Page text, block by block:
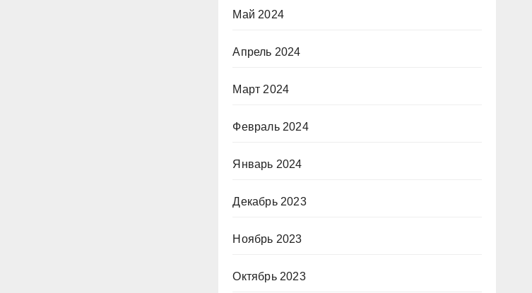
Май 2024
Апрель 2024
Март 2024
Февраль 2024
Январь 2024
Декабрь 2023
Ноябрь 2023
Октябрь 2023